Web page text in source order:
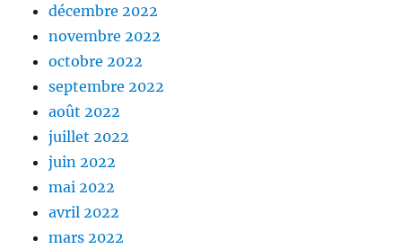
décembre 2022
novembre 2022
octobre 2022
septembre 2022
août 2022
juillet 2022
juin 2022
mai 2022
avril 2022
mars 2022